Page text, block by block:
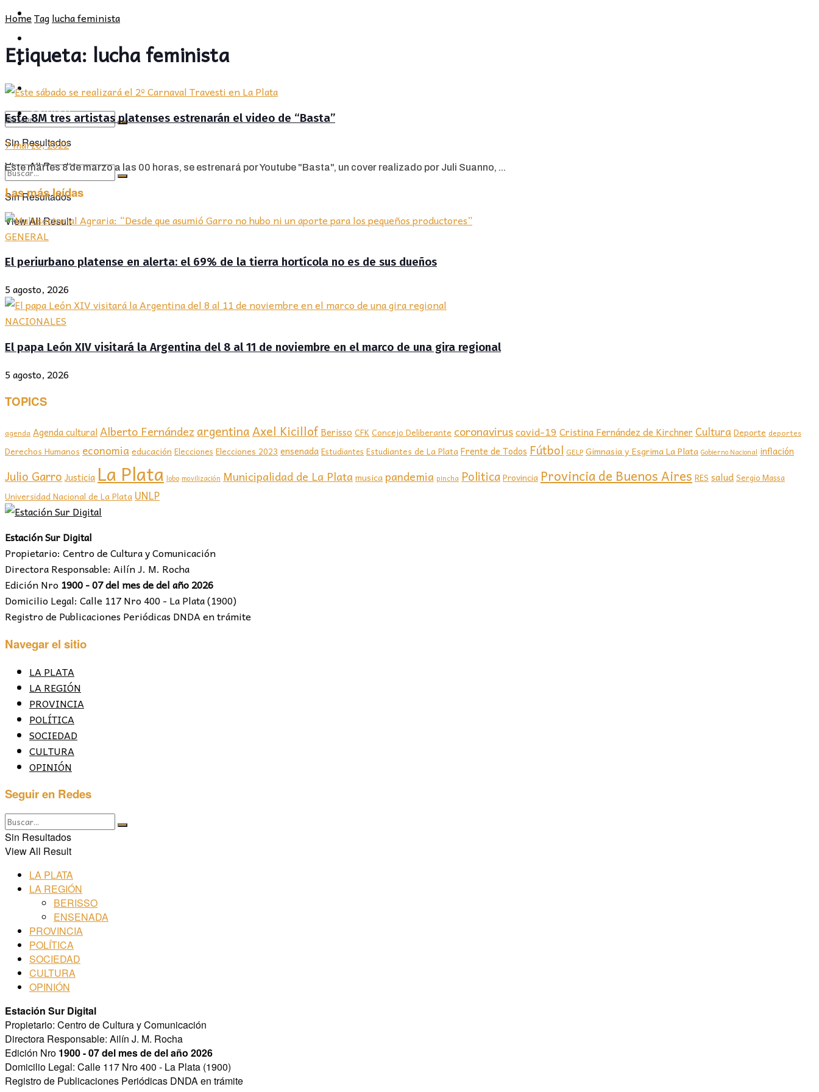
POLÍTICA
CULTURA
OPINIÓN
Sin Resultados
View All Result
PROVINCIA
SOCIEDAD
CULTURA
OPINIÓN
Sin Resultados
View All Result
HomeTaglucha feminista
Etiqueta: lucha feminista
Este 8M tres artistas platenses estrenarán el video de “Basta”
7 marzo, 2022
Este martes 8 de marzo a las 00 horas, se estrenará por Youtube "Basta", un cover realizado por Juli Suanno, ...
Las más leídas
GENERAL
El periurbano platense en alerta: el 69% de la tierra hortícola no es de sus dueños
5 agosto, 2026
NACIONALES
El papa León XIV visitará la Argentina del 8 al 11 de noviembre en el marco de una gira regional
5 agosto, 2026
TOPICS
agenda Agenda culturalAlberto Fernández argentinaAxel Kicillof Berisso CFKConcejo Deliberante coronaviruscovid-19 Cristina Fernández de Kirchner Cultura Deporte deportes
Derechos Humanos economia educación Elecciones Elecciones 2023 ensenada Estudiantes Estudiantes de La PlataFrente de Todos Fútbol GELP Gimnasia y Esgrima La Plata Gobierno Nacional inflación
Julio Garro Justicia La Plata lobo movilización Municipalidad de La Plata musicapandemia pincha PoliticaProvincia Provincia de Buenos Aires RES saludSergio Massa
Universidad Nacional de La Plata UNLP
Estación Sur Digital
Propietario: Centro de Cultura y Comunicación
Directora Responsable: Ailín J. M. Rocha
Edición Nro 1900 - 07 del mes de del año 2026
Domicilio Legal: Calle 117 Nro 400 - La Plata (1900)
Registro de Publicaciones Periódicas DNDA en trámite
Navegar el sitio
LA PLATA
LA REGIÓN
PROVINCIA
POLÍTICA
SOCIEDAD
CULTURA
OPINIÓN
Seguir en Redes
Sin Resultados
View All Result
LA PLATA
LA REGIÓN
BERISSO
ENSENADA
PROVINCIA
POLÍTICA
SOCIEDAD
CULTURA
OPINIÓN
Estación Sur Digital
Propietario: Centro de Cultura y Comunicación
Directora Responsable: Ailín J. M. Rocha
Edición Nro 1900 - 07 del mes de del año 2026
Domicilio Legal: Calle 117 Nro 400 - La Plata (1900)
Registro de Publicaciones Periódicas DNDA en trámite